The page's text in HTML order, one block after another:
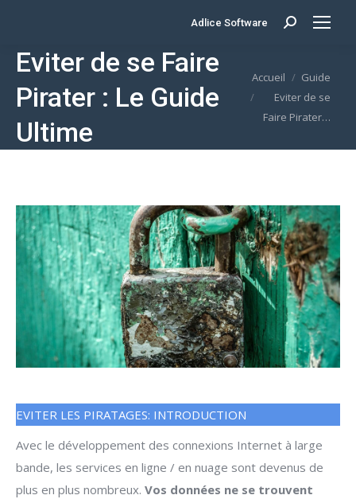
Adlice Software Search:
Eviter de se Faire
Pirater : Le Guide
Ultime
Vous êtes ici :
Accueil
Guide
Eviter de se
Faire Pirater…
EVITER LES PIRATAGES: INTRODUCTION
Avec le développement des connexions Internet à large
bande, les services en ligne / en nuage sont devenus de
plus en plus nombreux. Vos données ne se trouvent